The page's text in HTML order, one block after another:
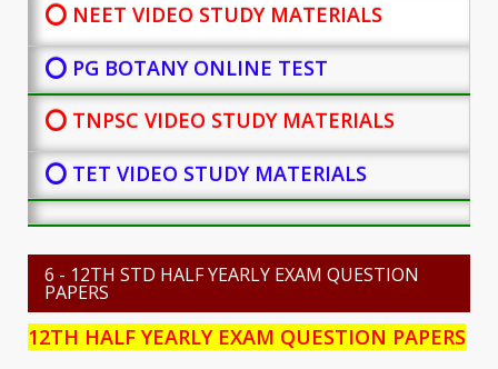
⭕ NEET VIDEO STUDY MATERIALS
⭕ PG BOTANYONLINE TEST
⭕ TNPSC VIDEO STUDY MATERIALS
⭕ TET VIDEO STUDY MATERIALS
6 - 12TH STD HALF YEARLY EXAM QUESTION
PAPERS
12TH HALF YEARLY EXAM QUESTION PAPERS